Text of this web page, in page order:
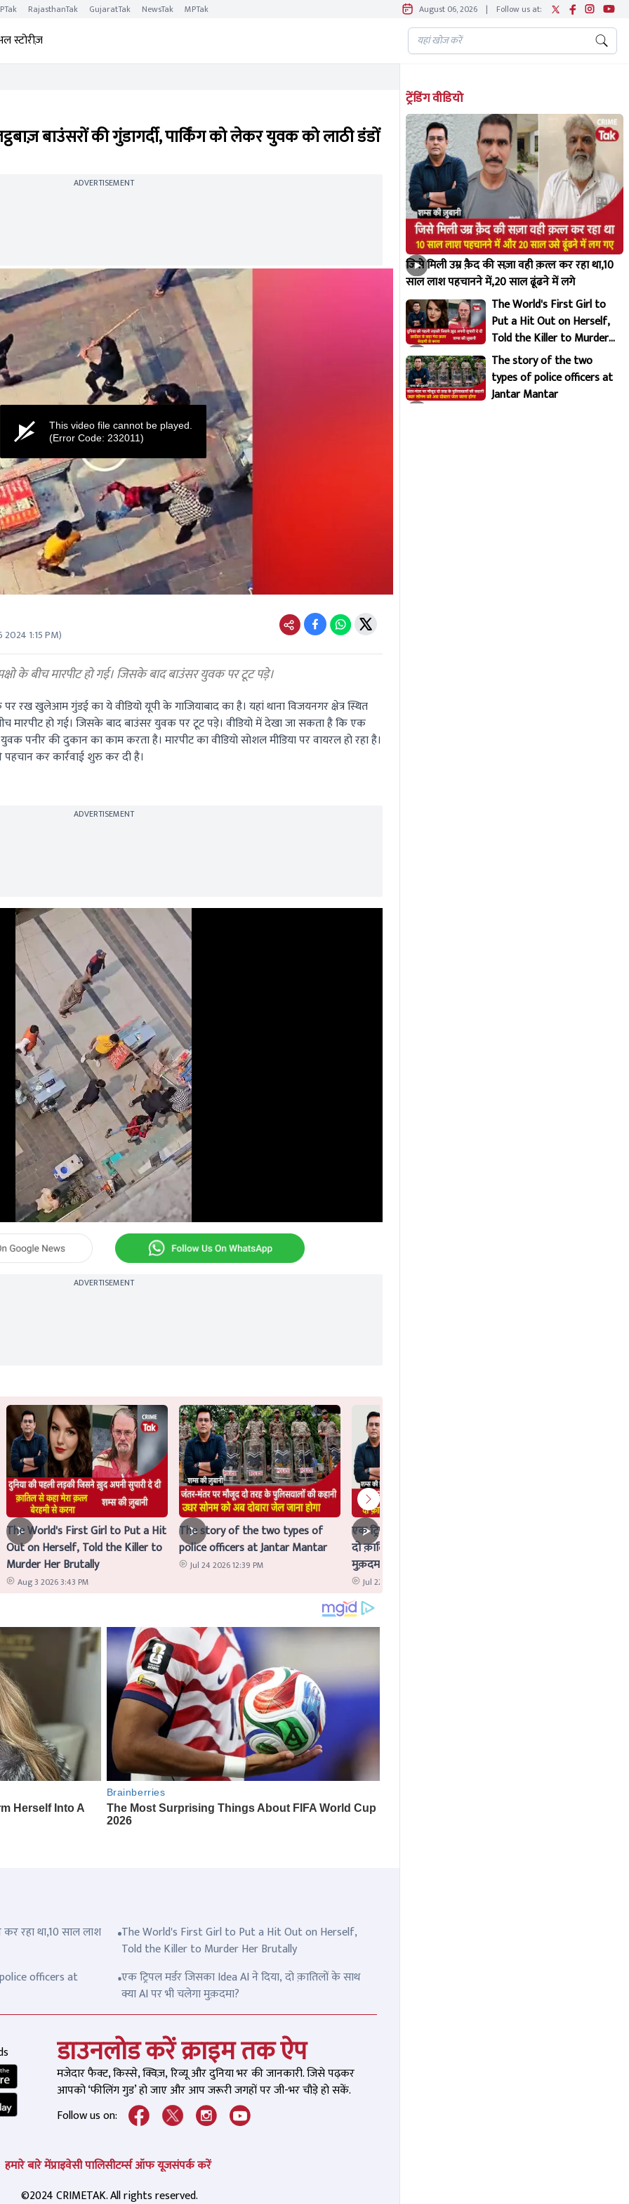
RajasthanTak GujaratTak NewsTak MPTak August 06, 2026 | Follow us at:
स्टोरीज़
बाउंसरों की गुंडागर्दी, पार्किंग को लेकर युवक को लाठी डंडों
ADVERTISEMENT
This video file cannot be played.
(Error Code: 232011)
2024 1:15 PM)
के बीच मारपीट हो गई। जिसके बाद बाउंसर युवक पर टूट पड़े।
रख खुलेआम गुंडई का ये वीडियो यूपी के गाजियाबाद का है। यहां थाना विजयनगर क्षेत्र स्थित
मारपीट हो गई। जिसके बाद बाउंसर युवक पर टूट पड़े। वीडियो में देखा जा सकता है कि एक
पनीर की दुकान का काम करता है। मारपीट का वीडियो सोशल मीडिया पर वायरल हो रहा है।
कर कार्रवाई शुरु कर दी है।
ADVERTISEMENT
ADVERTISEMENT
The World's First Girl to Put a Hit
Out on Herself, Told the Killer to
Murder Her Brutally
Aug 3 2026 3:43 PM
The story of the two types of
police officers at Jantar Mantar
Jul 24 2026 12:39 PM
एक ट्रिपल मर्डर जिसका Idea AI ने दिया,
दो क़ातिलों के साथ क्या AI पर भी चलेगा
मुक़दमा?
Jul 22 2026 12:02 PM
रहा था,10 साल लाश
The World's First Girl to Put a Hit Out on Herself,
Told the Killer to Murder Her Brutally
officers at
एक ट्रिपल मर्डर जिसका Idea AI ने दिया, दो क़ातिलों के साथ
क्या AI पर भी चलेगा मुक़दमा?
डाउनलोड करें क्राइम तक ऐप
मजेदार फैक्ट, किस्से, क्विज़, रिव्यू और दुनिया भर की जानकारी. जिसे पढ़कर
आपको ‘फीलिंग गुड’ हो जाए और आप जरूरी जगहों पर जी-भर चौड़े हो सकें.
Follow us on:
हमारे बारे मेंप्राइवेसी पालिसीटर्म्स ऑफ यूजसंपर्क करें
©2024 CRIMETAK. All rights reserved.
ट्रेंडिंग वीडियो
जिसे मिली उम्र क़ैद की सज़ा वही क़त्ल कर रहा था,10
साल लाश पहचानने में,20 साल ढूंढने में लगे
The World's First Girl to
Put a Hit Out on Herself,
Told the Killer to Murder
Her Brutally
The story of the two
types of police officers at
Jantar Mantar